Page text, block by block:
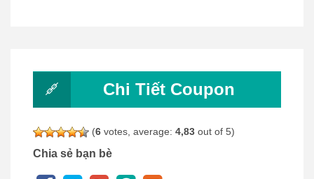
Chi Tiết Coupon
(6 votes, average: 4,83 out of 5)
Chia sẻ bạn bè